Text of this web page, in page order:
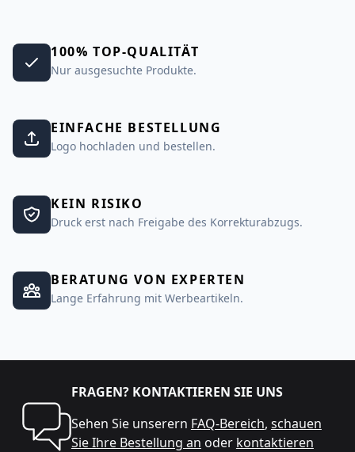
100% TOP-QUALITÄT
Nur ausgesuchte Produkte.
EINFACHE BESTELLUNG
Logo hochladen und bestellen.
KEIN RISIKO
Druck erst nach Freigabe des Korrekturabzugs.
BERATUNG VON EXPERTEN
Lange Erfahrung mit Werbeartikeln.
FRAGEN? KONTAKTIEREN SIE UNS
Sehen Sie unserern FAQ-Bereich, schauen
Sie Ihre Bestellung an oder kontaktieren